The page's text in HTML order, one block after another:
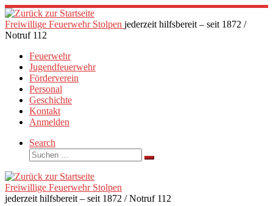
Zum
Inhalt
springen
Freiwillige Feuerwehr Stolpen jederzeit hilfsbereit – seit 1872 /
Notruf 112
Feuerwehr
Jugendfeuerwehr
Förderverein
Personal
Geschichte
Kontakt
Anmelden
Search
Suche
Suchen …
Freiwillige Feuerwehr Stolpen
jederzeit hilfsbereit – seit 1872 / Notruf 112